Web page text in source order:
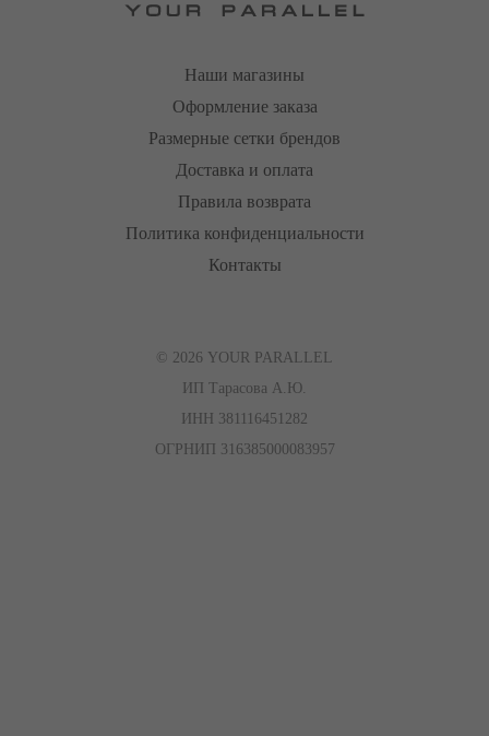
Наши магазины
Оформление заказа
Размерные сетки брендов
Доставка и оплата
Правила возврата
Политика конфиденциальности
Контакты
© 2026 YOUR PARALLEL
ИП Тарасова А.Ю.
ИНН 381116451282
ОГРНИП 316385000083957